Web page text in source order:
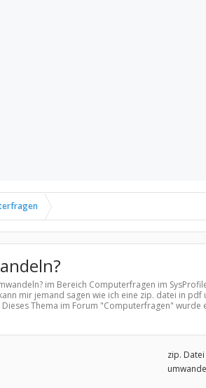
im Bereich Computerfragen im
mir jemand sagen wie ich eine zip. datei in pdf
Thema im Forum "Computerfragen" wurde
zip. Datei